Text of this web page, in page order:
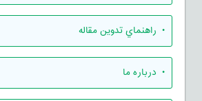
• راهنماي تدوين مقاله
• درباره ما